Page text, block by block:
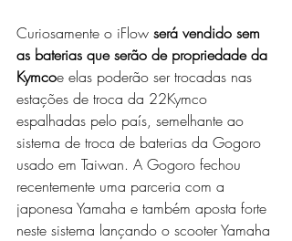
Curiosamente o iFlow será vendido sem
as baterias que serão de propriedade da
Kymcoe elas poderão ser trocadas nas
estações de troca da 22Kymco
espalhadas pelo país, semelhante ao
sistema de troca de baterias da Gogoro
usado em Taiwan. A Gogoro fechou
recentemente uma parceria com a
japonesa Yamaha e também aposta forte
neste sistema lançando o scooter Yamaha